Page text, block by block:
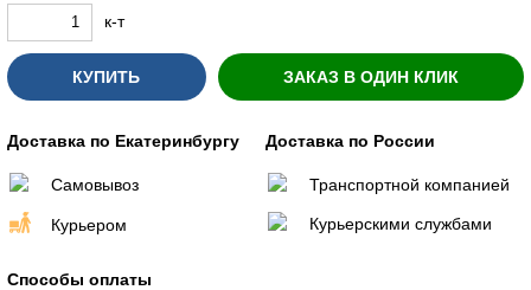
к-т
КУПИТЬ ЗАКАЗ В ОДИН КЛИК
Доставка по Екатеринбургу
Самовывоз
Курьером
Доставка по России
Транспортной компанией
Курьерскими службами
Способы оплаты